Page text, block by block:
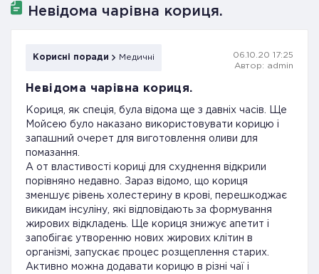
Невідома чарівна кориця.
Корисні поради Медичні
06.10.20 17:25
Автор: admin
Невідома чарівна кориця.
Кориця, як спеція, була відома ще з давніх часів. Ще
Мойсею було наказано використовувати корицю і
запашний очерет для виготовлення оливи для
помазання.
А от властивості кориці для схуднення відкрили
порівняно недавно. Зараз відомо, що кориця
зменшує рівень холестерину в крові, перешкоджає
викидам інсуліну, які відповідають за формування
жирових відкладень. Ще кориця знижує апетит і
запобігає утворенню нових жирових клітин в
організмі, запускає процес розщеплення старих.
Активно можна додавати корицю в різні чаї і